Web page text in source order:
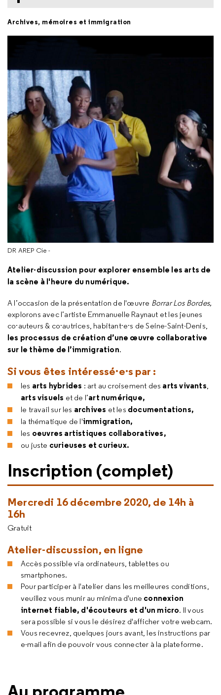
Archives, mémoires et immigration
DR AREP Cie -
Atelier-discussion pour explorer ensemble les arts de
la scène à l'heure du numérique.
A l’occasion de la présentation de l'œuvre Borrar Los Bordes,
explorons avec l’artiste Emmanuelle Raynaut et les jeunes
co·auteurs & co·autrices, habitant·e·s de Seine-Saint-Denis,
les processus de création d’une œuvre collaborative
sur le thème de l’immigration.
Si vous êtes intéressé·e·s par :
les arts hybrides : art au croisement des arts vivants,
arts visuels et de l’art numérique,
le travail sur les archives et les documentations,
la thématique de l'immigration,
les oeuvres artistiques collaboratives,
ou juste curieuses et curieux.
Inscription (complet)
Mercredi 16 décembre 2020, de 14h à
16h
Gratuit
Atelier-discussion, en ligne
Accès possible via ordinateurs, tablettes ou
smartphones.
Pour participer à l'atelier dans les meilleures conditions,
veuillez vous munir au minima d'une connexion
internet fiable, d'écouteurs et d'un micro. Il vous
sera possible si vous le désirez d'afficher votre webcam.
Vous recevrez, quelques jours avant, les instructions par
e-mail afin de pouvoir vous connecter à la plateforme.